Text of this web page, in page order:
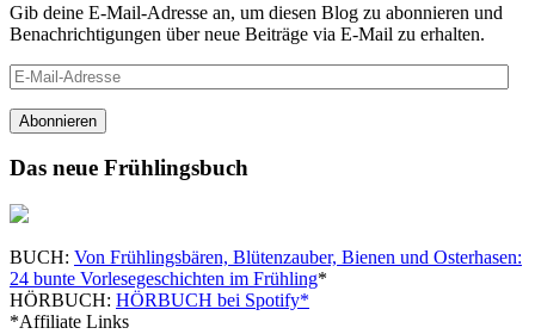
Gib deine E-Mail-Adresse an, um diesen Blog zu abonnieren und
Benachrichtigungen über neue Beiträge via E-Mail zu erhalten.
E-
Mail-
Adresse
Abonnieren
Das neue Frühlingsbuch
BUCH: Von Frühlingsbären, Blütenzauber, Bienen und Osterhasen:
24 bunte Vorlesegeschichten im Frühling*
HÖRBUCH: HÖRBUCH bei Spotify*
*Affiliate Links